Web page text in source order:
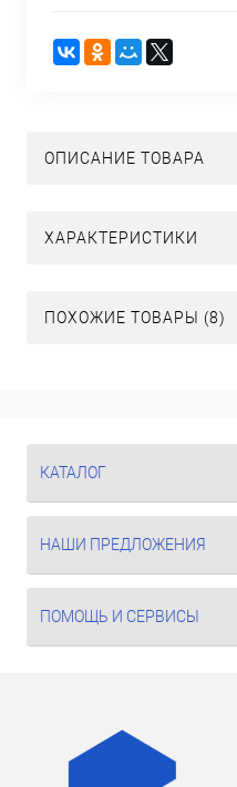
ОПИСАНИЕ ТОВАРА
ХАРАКТЕРИСТИКИ
ПОХОЖИЕ ТОВАРЫ (8)
КАТАЛОГ
НАШИ ПРЕДЛОЖЕНИЯ
ПОМОЩЬ И СЕРВИСЫ